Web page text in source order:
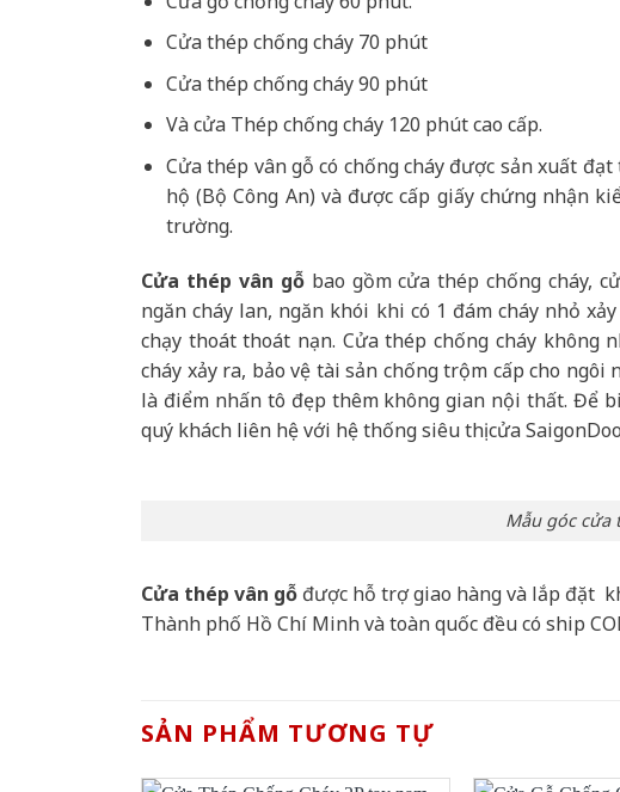
Cửa thép chống cháy 70 phút
Cửa thép chống cháy 90 phút
Và cửa Thép chống cháy 120 phút cao cấp.
Cửa thép vân gỗ có chống cháy được sản xuất
hộ (Bộ Công An) và được cấp giấy chứng nhận
trường.
Cửa thép vân gỗbao gồm cửa thép chống cháy,
ngăn cháy lan, ngăn khói khi có 1 đám cháy nhỏ
chạy thoát thoát nạn. Cửa thép chống cháy
cháy xảy ra, bảo vệ tài sản chống trộm cấp cho
là điểm nhấn tô đẹp thêm không gian nội thất. Để
quý khách liên hệ với hệ thống siêu thị cửa
Mẫu góc cửa
Cửa thép vân gỗ được hỗ trợ giao hàng và lắp đặt
Thành phố Hồ Chí Minh và toàn quốc đều có ship
SẢN PHẨM TƯƠNG TỰ